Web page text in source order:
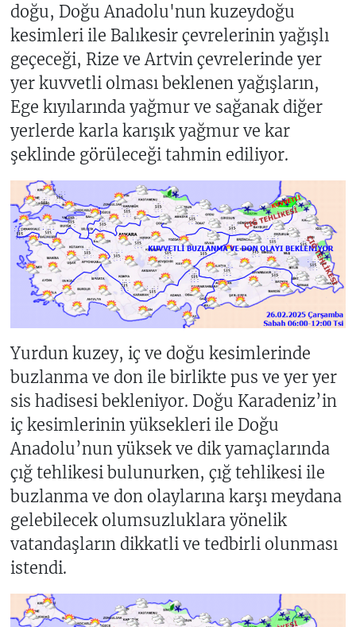
doğu, Doğu Anadolu'nun kuzeydoğu
kesimleri ile Balıkesir çevrelerinin yağışlı
geçeceği, Rize ve Artvin çevrelerinde yer
yer kuvvetli olması beklenen yağışların,
Ege kıyılarında yağmur ve sağanak diğer
yerlerde karla karışık yağmur ve kar
şeklinde görüleceği tahmin ediliyor.
Yurdun kuzey, iç ve doğu kesimlerinde
buzlanma ve don ile birlikte pus ve yer yer
sis hadisesi bekleniyor. Doğu Karadeniz’in
iç kesimlerinin yüksekleri ile Doğu
Anadolu’nun yüksek ve dik yamaçlarında
çığ tehlikesi bulunurken, çığ tehlikesi ile
buzlanma ve don olaylarına karşı meydana
gelebilecek olumsuzluklara yönelik
vatandaşların dikkatli ve tedbirli olunması
istendi.